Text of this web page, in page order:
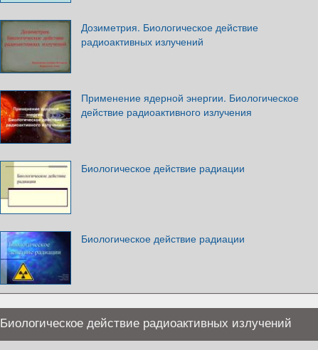
Дозиметрия. Биологическое действие
радиоактивных излучений
Применение ядерной энергии. Биологическое
действие радиоактивного излучения
Биологическое действие радиации
Биологическое действие радиации
Биологическое действие радиоактивных излучений